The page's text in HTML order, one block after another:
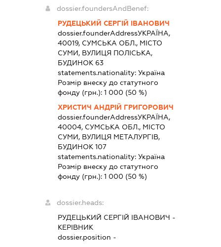
dossier.foundersAndBenef:
РУДЕЦЬКИЙ СЕРГІЙ ІВАНОВИЧ
dossier.founderAddressУКРАЇНА,
40019, СУМСЬКА ОБЛ., МІСТО
СУМИ, ВУЛИЦЯ ПОЛІСЬКА,
БУДИНОК 63
statements.nationality:Україна
Розмір внеску до статутного
фонду (грн.):1 000 (50 %)
ХРИСТИЧ АНДРІЙ ГРИГОРОВИЧ
dossier.founderAddressУКРАЇНА,
40004, СУМСЬКА ОБЛ., МІСТО
СУМИ, ВУЛИЦЯ МЕТАЛУРГІВ,
БУДИНОК 107
statements.nationality:Україна
Розмір внеску до статутного
фонду (грн.):1 000 (50 %)
dossier.heads:
РУДЕЦЬКИЙ СЕРГІЙ ІВАНОВИЧ -
КЕРІВНИК
dossier.position -